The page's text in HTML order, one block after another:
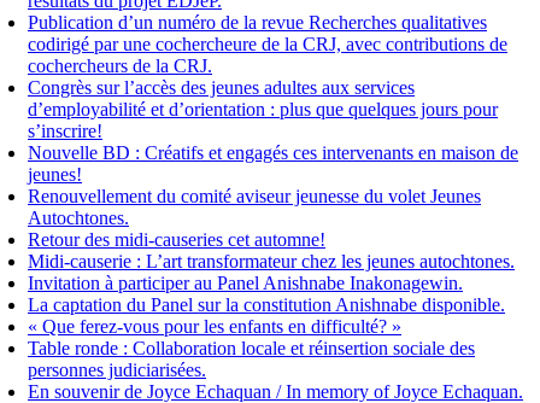
Publication d’un numéro de la revue Recherches qualitatives
codirigé par une cochercheure de la CRJ, avec contributions de
cochercheurs de la CRJ.
Congrès sur l’accès des jeunes adultes aux services
d’employabilité et d’orientation : plus que quelques jours pour
s’inscrire!
Nouvelle BD : Créatifs et engagés ces intervenants en maison de
jeunes!
Renouvellement du comité aviseur jeunesse du volet Jeunes
Autochtones.
Retour des midi-causeries cet automne!
Midi-causerie : L’art transformateur chez les jeunes autochtones.
Invitation à participer au Panel Anishnabe Inakonagewin.
La captation du Panel sur la constitution Anishnabe disponible.
« Que ferez-vous pour les enfants en difficulté? »
Table ronde : Collaboration locale et réinsertion sociale des
personnes judiciarisées.
En souvenir de Joyce Echaquan / In memory of Joyce Echaquan.